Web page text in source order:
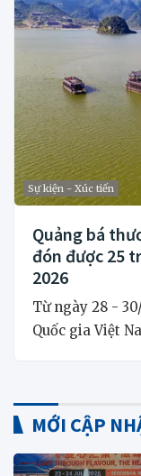
Sự kiện - Xúc tiến
Quảng bá
đón được 25
2026
Từ ngày 28 -
Quốc gia Việt
MỚI CẬP